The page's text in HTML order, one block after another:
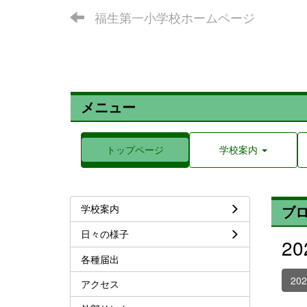
福生第一小学校ホームページ
メニュー
トップページ 学校案内
ブ
学校案内
日々の様子
各種届出
アクセス